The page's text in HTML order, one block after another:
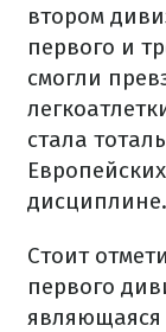
втором
первого и
смогли
стала
дисциплине.
Стоит
первого
являющаяся